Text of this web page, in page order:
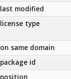
last modified
license type
on same domain
package id
position